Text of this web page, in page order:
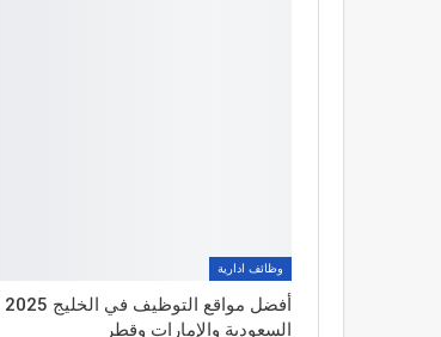
وظائف ادارية
السعودية والإمارات وقطر